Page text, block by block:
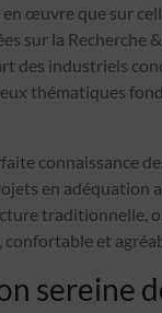
œuvre que sur
sur la
des industriels
thématiques
connaissance
en adéquation
traditionnelle,
et
sereine